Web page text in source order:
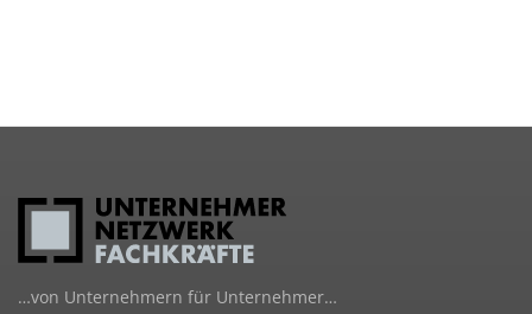
…von Unternehmern für Unternehmer…